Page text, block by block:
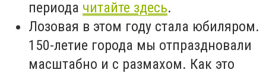
периода читайте здесь.
Лозовая в этом году стала юбиляром.
150-летие города мы отпраздновали
масштабно и с размахом. Как это